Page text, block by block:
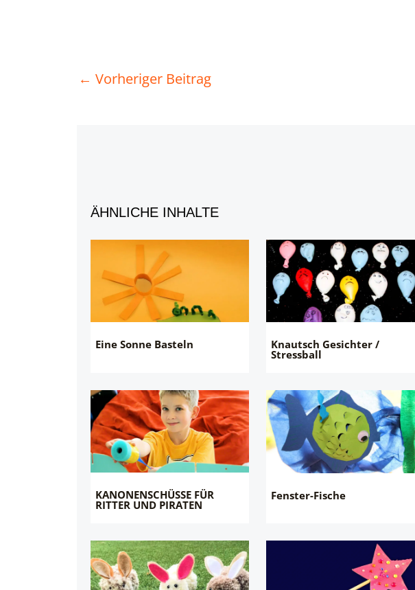
← Vorheriger Beitrag
ÄHNLICHE INHALTE
Eine Sonne Basteln Knautsch Gesichter /
Stressball
KANONENSCHÜSSE FÜR
RITTER UND PIRATEN
Fenster-Fische